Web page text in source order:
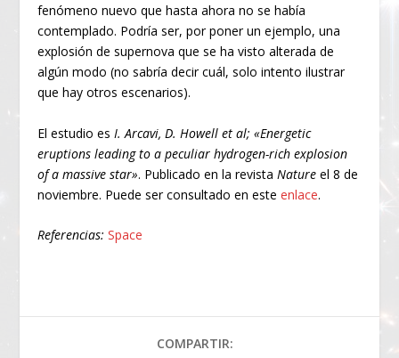
fenómeno nuevo que hasta ahora no se había
contemplado. Podría ser, por poner un ejemplo, una
explosión de supernova que se ha visto alterada de
algún modo (no sabría decir cuál, solo intento ilustrar
que hay otros escenarios).
El estudio es I. Arcavi, D. Howell et al; «Energetic
eruptions leading to a peculiar hydrogen-rich explosion
of a massive star». Publicado en la revistaNature el 8 de
noviembre. Puede ser consultado en esteenlace.
Referencias:Space
COMPARTIR: